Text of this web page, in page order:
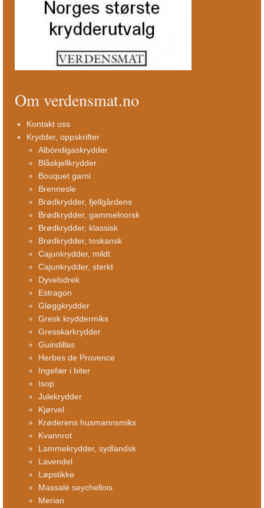
Om verdensmat.no
Kontakt oss
Krydder, oppskrifter
Albóndigaskrydder
Blåskjellkrydder
Bouquet garni
Brennesle
Brødkrydder, fjellgårdens
Brødkrydder, gammelnorsk
Brødkrydder, klassisk
Brødkrydder, toskansk
Cajunkrydder, mildt
Cajunkrydder, sterkt
Dyvelsdrek
Estragon
Gløggkrydder
Gresk kryddermiks
Gresskarkrydder
Guindillas
Herbes de Provence
Ingefær i biter
Isop
Julekrydder
Kjørvel
Krøderens husmannsmiks
Kvannrot
Lammekrydder, sydlandsk
Lavendel
Løpstikke
Massalé seychellois
Merian